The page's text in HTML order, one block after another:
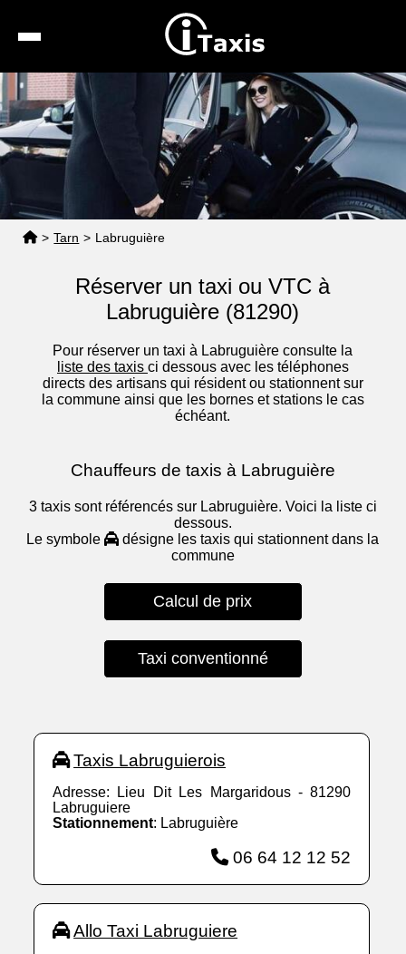
Recherche
Calcul de tarif
Taxis conventionnés
Espace pro
> Tarn > Labruguière
Réserver un taxi ou VTC à
Labruguière (81290)
Pour réserver un taxi à Labruguière consulte la
liste des taxis ci dessous avec les téléphones
directs des artisans qui résident ou stationnent sur
la commune ainsi que les bornes et stations le cas
échéant.
Chauffeurs de taxis à Labruguière
3 taxis sont référencés sur Labruguière. Voici la liste ci
dessous.
Le symbole
désigne les taxis qui stationnent dans la
commune
Calcul de prix
Taxi conventionné
Taxis Labruguierois
Adresse: Lieu Dit Les Margaridous - 81290
Labruguiere
Stationnement: Labruguière
06 64 12 12 52
Allo Taxi Labruguiere